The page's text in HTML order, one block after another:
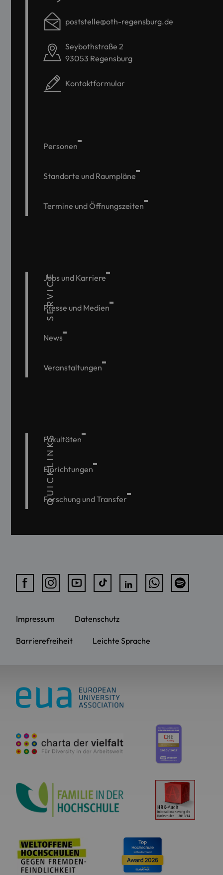
poststelle@oth-regensburg.de
Seybothstraße 2
93053 Regensburg
Kontaktformular
Personen
Standorte und Raumpläne
Termine und Öffnungszeiten
SERVICE
Jobs und Karriere
Presse und Medien
News
Veranstaltungen
QUICKLINKS
Fakultäten
Einrichtungen
Forschung und Transfer
Impressum Datenschutz
Barrierefreiheit Leichte Sprache